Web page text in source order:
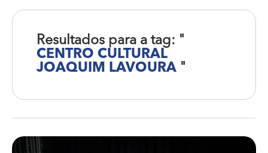
Resultados para a tag: "
CENTRO CULTURAL
JOAQUIM LAVOURA "